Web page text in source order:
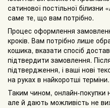
сатинової постільної білизни
саме те, що вам потрібно.
Процес оформлення
кроків. Вам потрібно лише
кошика, вказати спосіб
підтвердити замовлення.
підтвердження, і ваші нові
на руках в найкоротші терміни.
Таким чином, онлайн-покупки
але й дають можливість не